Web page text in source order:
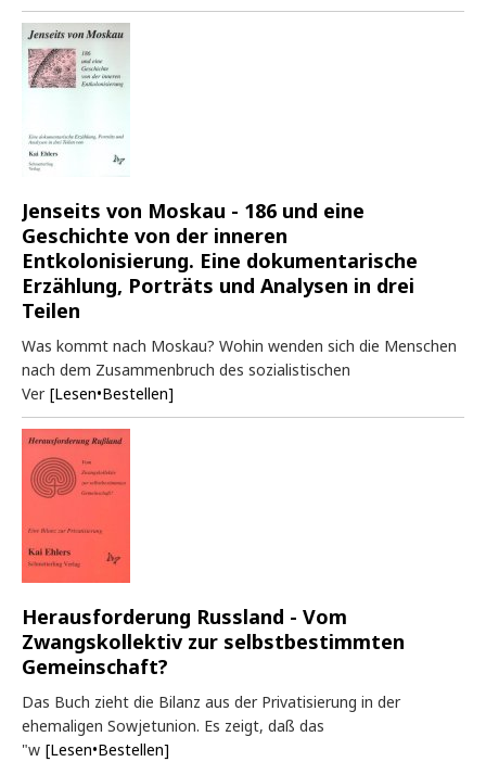
Jenseits von Moskau - 186 und eine
Geschichte von der inneren
Entkolonisierung. Eine dokumentarische
Erzählung, Porträts und Analysen in drei
Teilen
Was kommt nach Moskau? Wohin wenden sich die Menschen
nach dem Zusammenbruch des sozialistischen
Ver [Lesen•Bestellen]
Herausforderung Russland - Vom
Zwangskollektiv zur selbstbestimmten
Gemeinschaft?
Das Buch zieht die Bilanz aus der Privatisierung in der
ehemaligen Sowjetunion. Es zeigt, daß das
"w [Lesen•Bestellen]